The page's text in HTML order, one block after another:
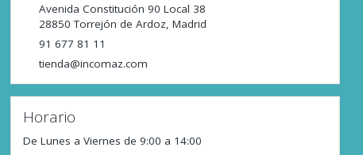
Avenida Constitución 90 Local 38
28850 Torrejón de Ardoz, Madrid
91 677 81 11
tienda@incomaz.com
Horario
De Lunes a Viernes de 9:00 a 14:00